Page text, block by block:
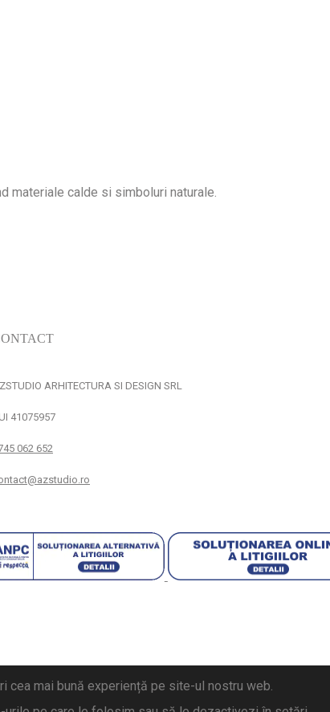
materiale calde si simboluri naturale.
ARHITECTURA SI DESIGN SRL
41075957
062 652
cea mai bună experiență pe site-ul nostru web.